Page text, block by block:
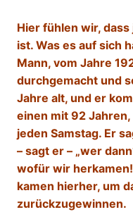
Hier fühlen wir,
ist. Was es auf sich
Mann, vom Jahre
durchgemacht und
Jahre alt, und er
einen mit 92
jeden Samstag. Er
– sagt er – „wer
wofür wir
kamen hierher, um
zurückzugewinnen.